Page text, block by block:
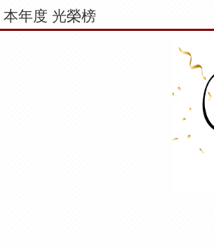
本年度 光榮榜